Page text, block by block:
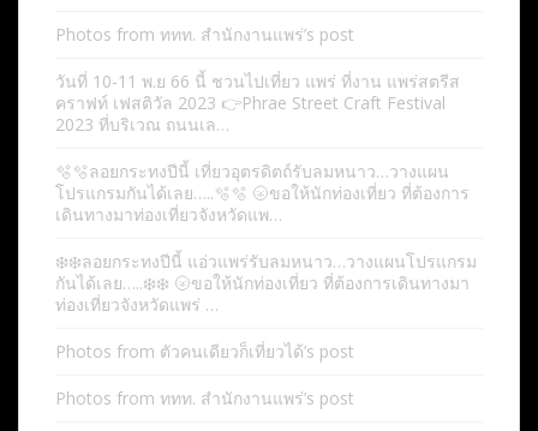
Photos from ททท. สำนักงานแพร่’s post
วันที่ 10-11 พ.ย 66 นี้ ชวนไปเที่ยว แพร่ ที่งาน แพร่สตรีส
คราฟท์ เฟสติวัล 2023 👉Phrae Street Craft Festival
2023 ที่บริเวณ ถนนเล…
🫧🫧ลอยกระทงปีนี้ เที่ยวอุตรดิตถ์รับลมหนาว…วางแผน
โปรแกรมกันได้เลย…..🫧🫧 🌝ขอให้นักท่องเที่ยว ที่ต้องการ
เดินทางมาท่องเที่ยวจังหวัดแพ…
❄️❄️ลอยกระทงปีนี้ แอ่วแพร่รับลมหนาว…วางแผนโปรแกรม
กันได้เลย…..❄️❄️ 🌝ขอให้นักท่องเที่ยว ที่ต้องการเดินทางมา
ท่องเที่ยวจังหวัดแพร่ …
Photos from ตัวคนเดียวก็เที่ยวได้’s post
Photos from ททท. สำนักงานแพร่’s post